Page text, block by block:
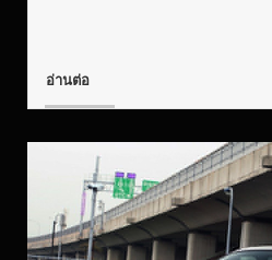
อ่านต่อ